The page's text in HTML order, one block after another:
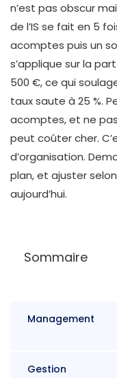
n’est pas obscur
de l’IS se fait en 5
acomptes puis un
s’applique sur la
500 €, ce qui
taux saute à 25 %.
acomptes, et ne
peut coûter cher.
d’organisation.
plan, et ajuster
aujourd’hui.
Sommaire
Management
Gestion